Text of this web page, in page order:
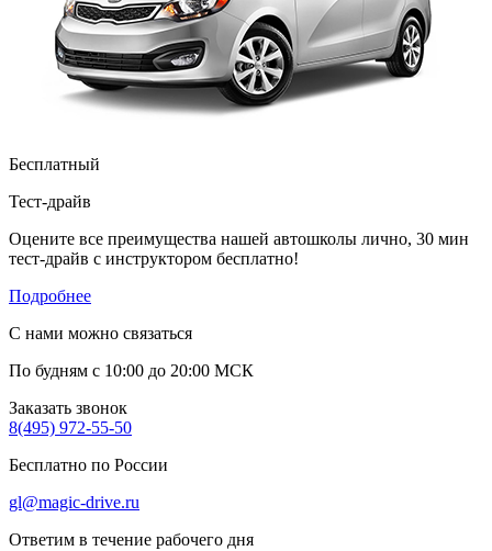
Бесплатный
Тест-драйв
Оцените все преимущества нашей автошколы лично, 30 мин
тест-драйв с инструктором бесплатно!
Подробнее
С нами можно связаться
По будням с 10:00 до 20:00 МСК
Заказать звонок
8(495) 972-55-50
Бесплатно по России
gl@magic-drive.ru
Ответим в течение рабочего дня